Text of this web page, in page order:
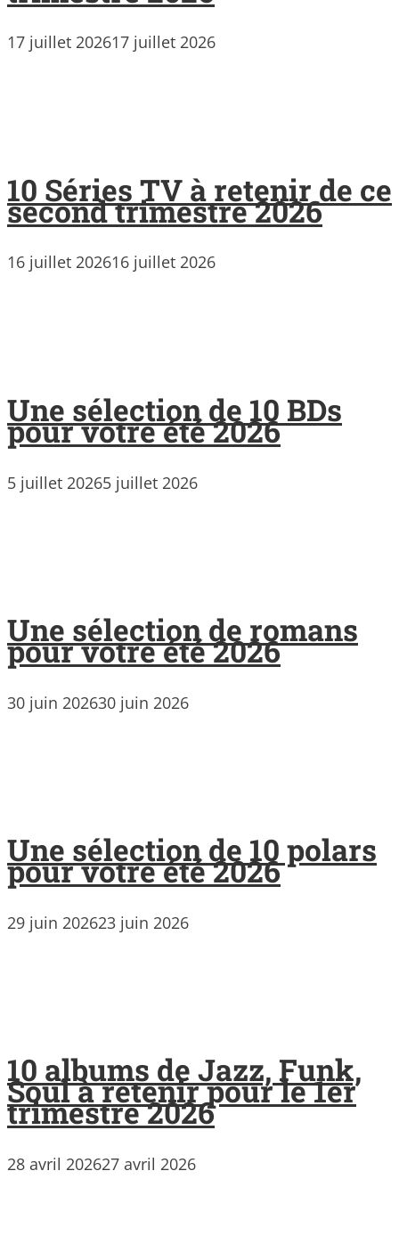
17 juillet 202617 juillet 2026
10 Séries TV à retenir de ce
second trimestre 2026
16 juillet 202616 juillet 2026
Une sélection de 10 BDs
pour votre été 2026
5 juillet 20265 juillet 2026
Une sélection de romans
pour votre été 2026
30 juin 202630 juin 2026
Une sélection de 10 polars
pour votre été 2026
29 juin 202623 juin 2026
10 albums de Jazz, Funk,
Soul à retenir pour le 1er
trimestre 2026
28 avril 202627 avril 2026